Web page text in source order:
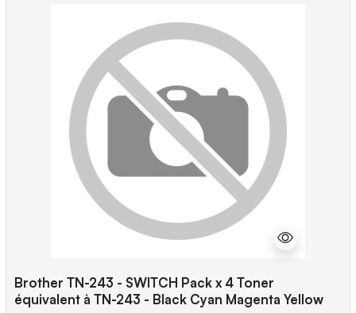
Brother TN-243 - SWITCH Pack x 4 Toner
équivalent à TN-243 - Black Cyan Magenta Yellow